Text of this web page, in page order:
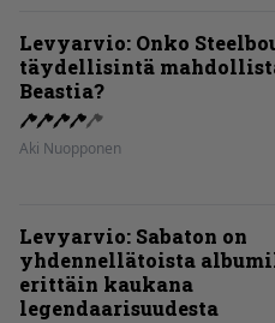
Levyarvio: Onko
täydellisintä
Beastia?
Aki Nuopponen
Levyarvio: Sabaton on
yhdennellätoista
erittäin kaukana
legendaarisuudesta